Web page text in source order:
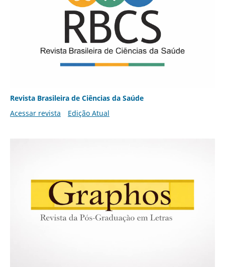
Revista Brasileira de Ciências da Saúde
Acessar revista
Edição Atual